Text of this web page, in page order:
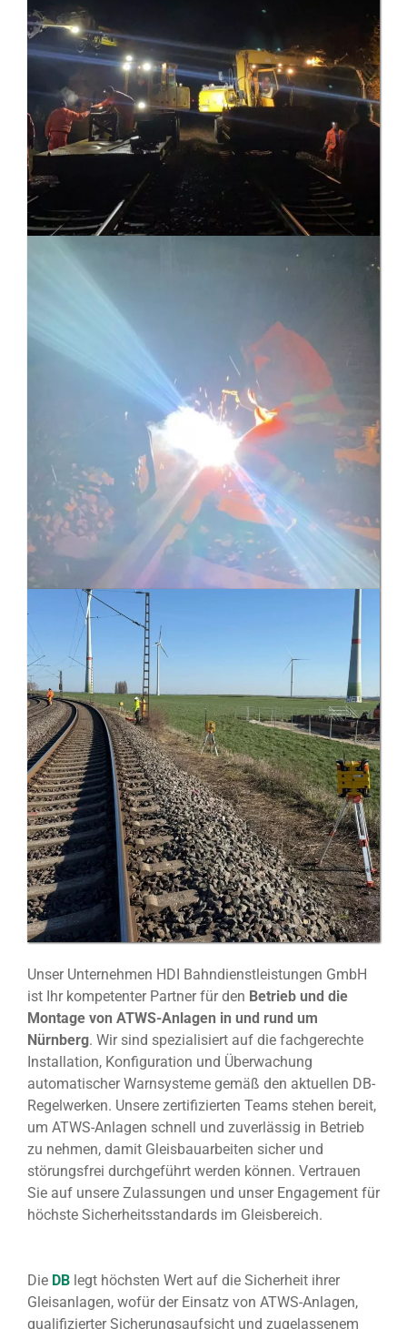
Unser Unternehmen HDI Bahndienstleistungen GmbH
ist Ihr kompetenter Partner für den Betrieb und die
Montage von ATWS-Anlagen in und rund um
Nürnberg. Wir sind spezialisiert auf die fachgerechte
Installation, Konfiguration und Überwachung
automatischer Warnsysteme gemäß den aktuellen DB-
Regelwerken. Unsere zertifizierten Teams stehen bereit,
um ATWS-Anlagen schnell und zuverlässig in Betrieb
zu nehmen, damit Gleisbauarbeiten sicher und
störungsfrei durchgeführt werden können. Vertrauen
Sie auf unsere Zulassungen und unser Engagement für
höchste Sicherheitsstandards im Gleisbereich.
Die DB legt höchsten Wert auf die Sicherheit ihrer
Gleisanlagen, wofür der Einsatz von ATWS-Anlagen,
qualifizierter Sicherungsaufsicht und zugelassenem